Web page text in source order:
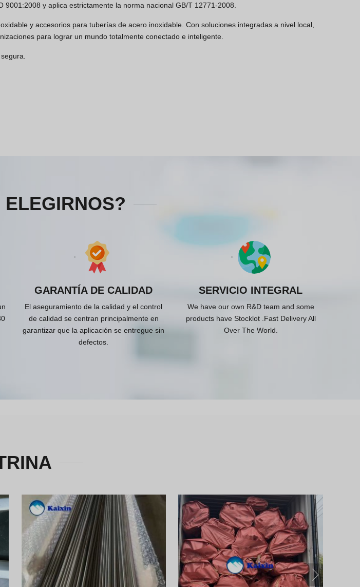
y aplica estrictamente la norma nacional GB/T 12771-2008.
y accesorios para tuberías de acero inoxidable. Con soluciones integradas a nivel local,
para lograr un mundo totalmente conectado e inteligente.
GARANTÍA DE CALIDAD
El aseguramiento de la calidad y el control
de calidad se centran principalmente en
garantizar que la aplicación se entregue sin
defectos.
SERVICIO INTEGRAL
We have our own R&D team and some
products have Stocklot .Fast Delivery All
Over The World.